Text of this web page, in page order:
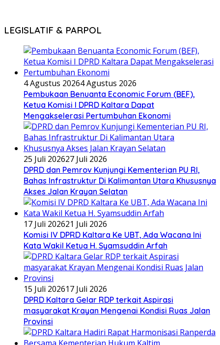
LEGISLATIF & PARPOL
4 Agustus 20264 Agustus 2026
Pembukaan Benuanta Economic Forum (BEF),
Ketua Komisi I DPRD Kaltara Dapat
Mengakselerasi Pertumbuhan Ekonomi
25 Juli 202627 Juli 2026
DPRD dan Pemrov Kunjungi Kementerian PU RI,
Bahas Infrastruktur Di Kalimantan Utara Khususnya
Akses Jalan Krayan Selatan
17 Juli 202621 Juli 2026
Komisi IV DPRD Kaltara Ke UBT, Ada Wacana Ini
Kata Wakil Ketua H. Syamsuddin Arfah
15 Juli 202617 Juli 2026
DPRD Kaltara Gelar RDP terkait Aspirasi
masyarakat Krayan Mengenai Kondisi Ruas Jalan
Provinsi